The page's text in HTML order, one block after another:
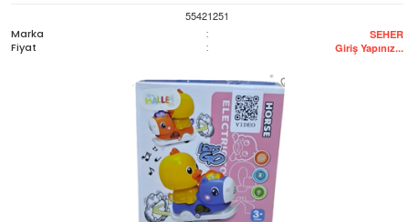
55421251
Marka
: SEHER
Fiyat : Giriş Yapınız...